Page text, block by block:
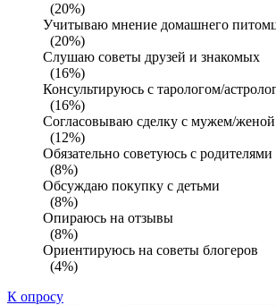
(20%)
Учитываю мнение домашнего
(20%)
Слушаю советы друзей и знакомых
(16%)
Консультируюсь с тарологом/
(16%)
Согласовываю сделку с мужем/женой
(12%)
Обязательно советуюсь с родителями
(8%)
Обсуждаю покупку с детьми
(8%)
Опираюсь на отзывы
(8%)
Ориентируюсь на советы блогеров
(4%)
К опросу